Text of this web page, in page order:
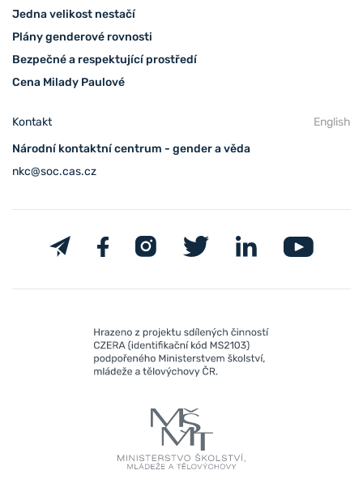
Jedna velikost nestačí
Plány genderové rovnosti
Bezpečné a respektující prostředí
Cena Milady Paulové
Kontakt
English
Národní kontaktní centrum - gender a věda
nkc@soc.cas.cz